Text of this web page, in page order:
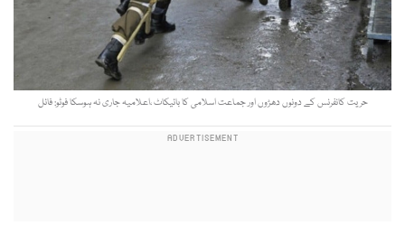
حریت کانفرنس کے دونوں دھڑوں اور جماعت اسلامی کا بائیکاٹ ،اعلامیہ جاری نہ ہوسکا فوٹو: فائل